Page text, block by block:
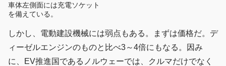
車体左側面には充電ソケット
を備えている。
しかし、電動建設機械には弱点もある。まずは価格だ。デ
ィーゼルエンジンのものと比べ3～4倍にもなる。因み
に、EV推進国であるノルウェーでは、クルマだけでなく